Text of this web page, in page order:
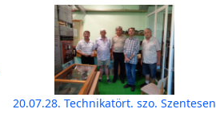
20.07.28. Technikatört. szo. Szentesen